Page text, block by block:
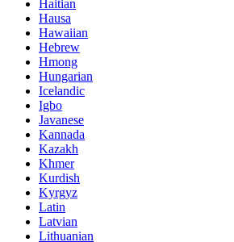
Haitian
Hausa
Hawaiian
Hebrew
Hmong
Hungarian
Icelandic
Igbo
Javanese
Kannada
Kazakh
Khmer
Kurdish
Kyrgyz
Latin
Latvian
Lithuanian